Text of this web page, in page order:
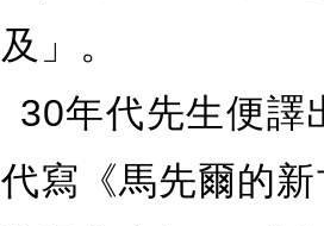
及」。
30年代先生便譯
代寫《馬先爾的